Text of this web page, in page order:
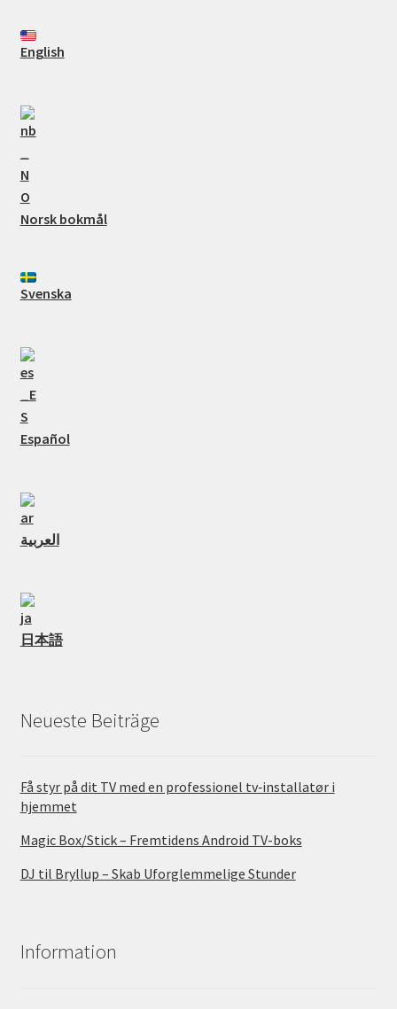
English
Norsk bokmål
Svenska
Español
العربية
日本語
Neueste Beiträge
Få styr på dit TV med en professionel tv‑installatør i
hjemmet
Magic Box/Stick – Fremtidens Android TV-boks
DJ til Bryllup – Skab Uforglemmelige Stunder
Information